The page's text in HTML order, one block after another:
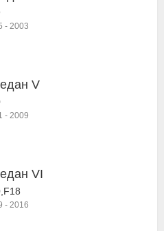
- 2003
V
- 2009
VI
- 2016